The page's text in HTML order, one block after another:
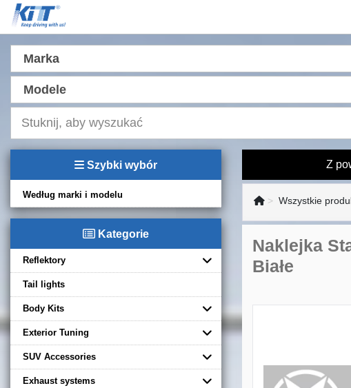
Marka
Modele
Szybki wybór
Według marki i modelu
Kategorie
Reflektory
Tail lights
Body Kits
Exterior Tuning
SUV Accessories
Exhaust systems
Z
Wszystkie
Naklejka
Białe